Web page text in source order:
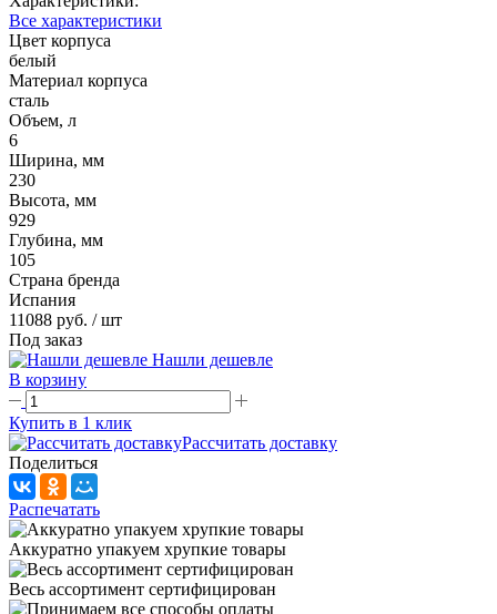
Все характеристики
Цвет корпуса
белый
Материал корпуса
сталь
Объем, л
6
Ширина, мм
230
Высота, мм
929
Глубина, мм
105
Страна бренда
Испания
11088 руб. / шт
Под заказ
Нашли дешевле
В корзину
Купить в 1 клик
Рассчитать доставку
Поделиться
Распечатать
Аккуратно упакуем хрупкие товары
Весь ассортимент сертифицирован